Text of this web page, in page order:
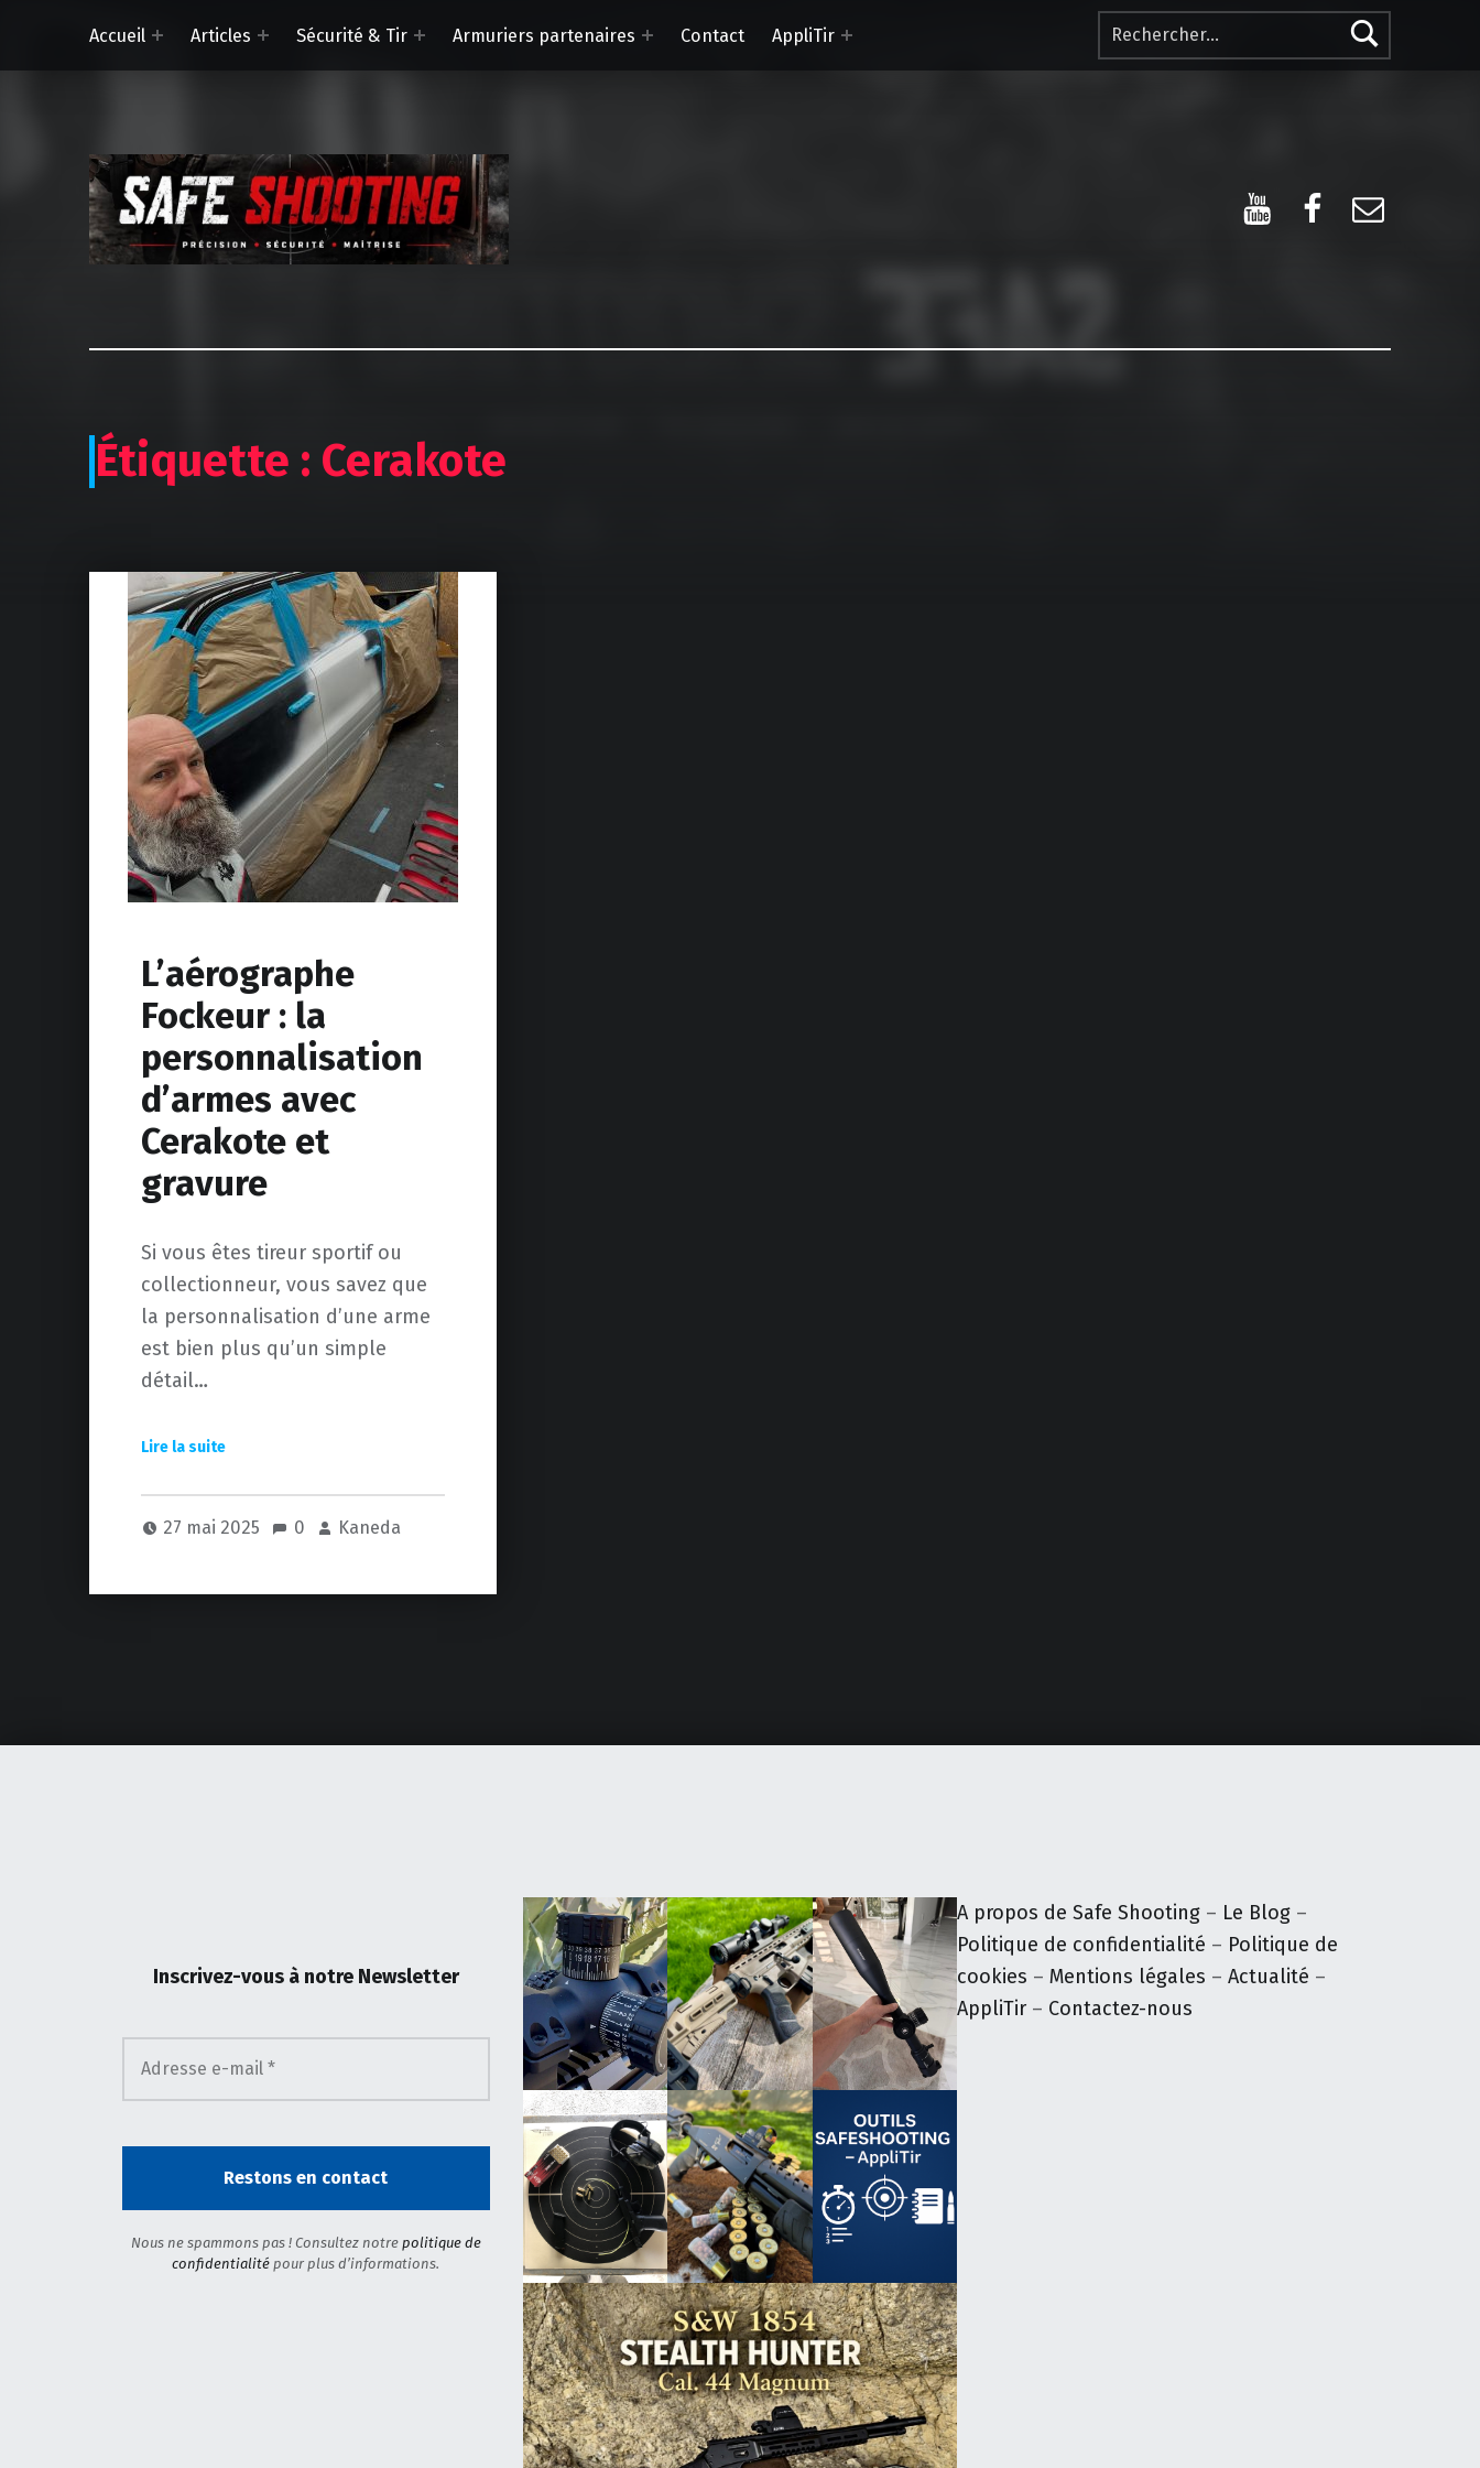
Rechercher :
Accueil
Articles Sécurité & Tir Armuriers partenaires Contact AppliTir
YouTubeFacebook
Étiquette : Cerakote
L’aérographe
Fockeur : la
personnalisation
d’armes avec
Cerakote et
gravure
Si vous êtes tireur sportif ou
collectionneur, vous savez que
la personnalisation d’une arme
est bien plus qu’un simple
détail…
27 mai 2025 0 Kaneda
Inscrivez-vous à notre Newsletter
Nous ne spammons pas ! Consultez notre politique de
confidentialité pour plus d’informations.
A propos de Safe Shooting – Le Blog –
Politique de confidentialité – Politique de
cookies –Mentions légales –Actualité –
AppliTir – Contactez-nous